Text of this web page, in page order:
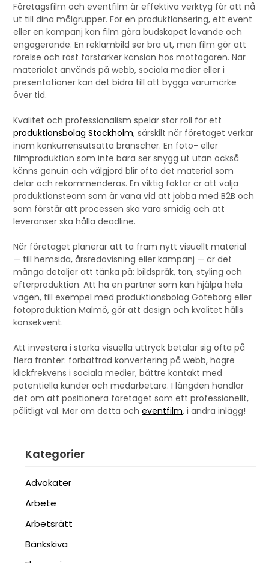
Företagsfilm och eventfilm är effektiva verktyg för att nå
ut till dina målgrupper. För en produktlansering, ett event
eller en kampanj kan film göra budskapet levande och
engagerande. En reklambild ser bra ut, men film gör att
rörelse och röst förstärker känslan hos mottagaren. När
materialet används på webb, sociala medier eller i
presentationer kan det bidra till att bygga varumärke
över tid.
Kvalitet och professionalism spelar stor roll för ett
produktionsbolag Stockholm, särskilt när företaget verkar
inom konkurrensutsatta branscher. En foto- eller
filmproduktion som inte bara ser snygg ut utan också
känns genuin och välgjord blir ofta det material som
delar och rekommenderas. En viktig faktor är att välja
produktionsteam som är vana vid att jobba med B2B och
som förstår att processen ska vara smidig och att
leveranser ska hålla deadline.
När företaget planerar att ta fram nytt visuellt material
— till hemsida, årsredovisning eller kampanj — är det
många detaljer att tänka på: bildspråk, ton, styling och
efterproduktion. Att ha en partner som kan hjälpa hela
vägen, till exempel med produktionsbolag Göteborg eller
fotoproduktion Malmö, gör att design och kvalitet hålls
konsekvent.
Att investera i starka visuella uttryck betalar sig ofta på
flera fronter: förbättrad konvertering på webb, högre
klickfrekvens i sociala medier, bättre kontakt med
potentiella kunder och medarbetare. I längden handlar
det om att positionera företaget som ett professionellt,
pålitligt val. Mer om detta ocheventfilm, i andra inlägg!
Kategorier
Advokater
Arbete
Arbetsrätt
Bänkskiva